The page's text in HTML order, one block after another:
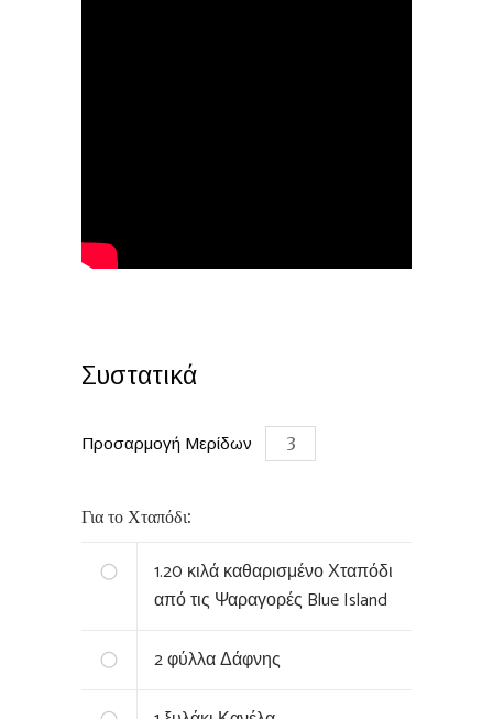
Συστατικά
Προσαρμογή Μερίδων
Για το Χταπόδι:
1.20 κιλά καθαρισμένο Χταπόδι
από τις Ψαραγορές Blue Island
2φύλλα Δάφνης